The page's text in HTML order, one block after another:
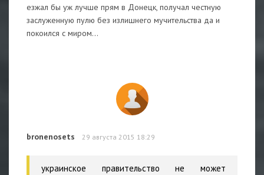
езжал бы уж лучше прям в Донецк, получал честную
заслуженную пулю без излишнего мучительства да и
покоился с миром...
bronenosets 29 августа 2015 18:29
украинское правительство не может